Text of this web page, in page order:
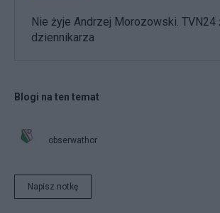
Nie żyje Andrzej Morozowski. TVN24
dziennikarza
Blogi na ten temat
obserwathor
Napisz notkę